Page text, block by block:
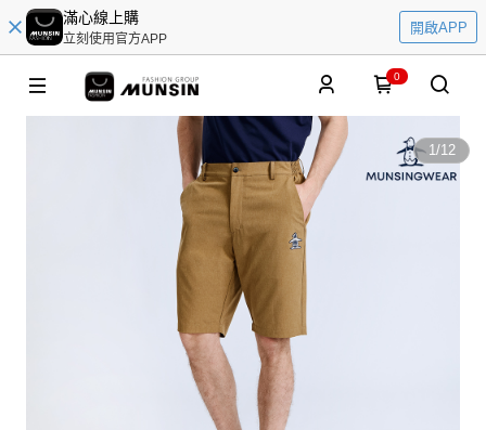
滿心線上購
立刻使用官方APP
開啟APP
0
1/12